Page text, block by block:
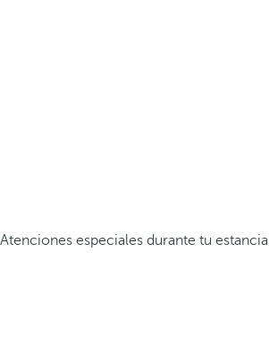
Atenciones especiales durante tu estancia